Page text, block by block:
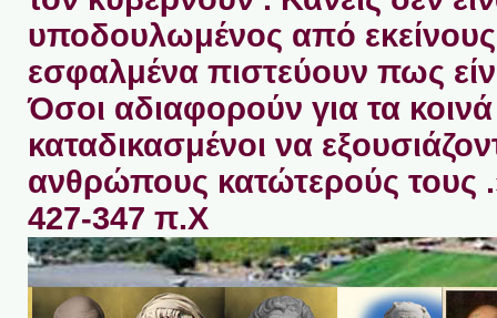
υποδουλωμένος από
εσφαλμένα πιστεύουν πως
Όσοι αδιαφορούν για τα κοινά
καταδικασμένοι να
ανθρώπους κατώτερούς τους
427-347 π.Χ